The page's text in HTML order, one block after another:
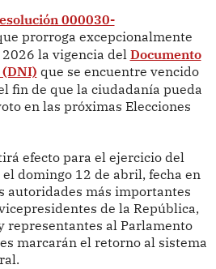
000030-
prorroga excepcionalmente
la vigencia del Documento
que se encuentre vencido
fin de que la ciudadanía pueda
en las próximas Elecciones
efecto para el ejercicio del
domingo 12 de abril, fecha en
autoridades más importantes
de la República,
representantes al Parlamento
marcarán el retorno al sistema